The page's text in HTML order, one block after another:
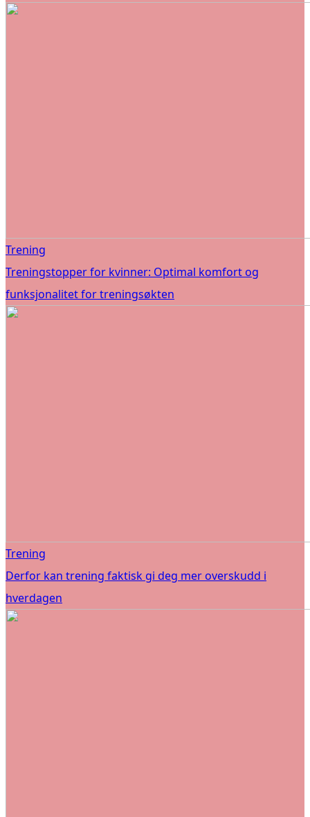
Trening
Treningstopper for kvinner: Optimal komfort og
funksjonalitet for treningsøkten
Trening
Derfor kan trening faktisk gi deg mer overskudd i
hverdagen